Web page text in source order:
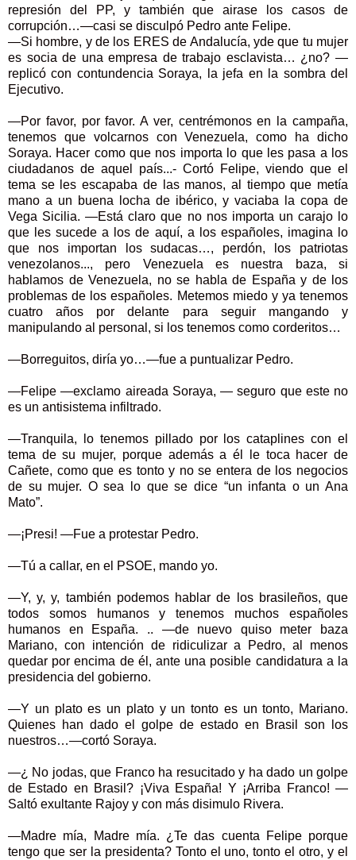
represión del PP, y también que airase los casos de
corrupción…—casi se disculpó Pedro ante Felipe.
—Si hombre, y de los ERES de Andalucía, yde que tu mujer
es socia de una empresa de trabajo esclavista… ¿no? —
replicó con contundencia Soraya, la jefa en la sombra del
Ejecutivo.
—Por favor, por favor. A ver, centrémonos en la campaña,
tenemos que volcarnos con Venezuela, como ha dicho
Soraya. Hacer como que nos importa lo que les pasa a los
ciudadanos de aquel país...- Cortó Felipe, viendo que el
tema se les escapaba de las manos, al tiempo que metía
mano a un buena locha de ibérico, y vaciaba la copa de
Vega Sicilia. —Está claro que no nos importa un carajo lo
que les sucede a los de aquí, a los españoles, imagina lo
que nos importan los sudacas…, perdón, los patriotas
venezolanos..., pero Venezuela es nuestra baza, si
hablamos de Venezuela, no se habla de España y de los
problemas de los españoles. Metemos miedo y ya tenemos
cuatro años por delante para seguir mangando y
manipulando al personal, si los tenemos como corderitos…
—Borreguitos, diría yo…—fue a puntualizar Pedro.
—Felipe —exclamo aireada Soraya, — seguro que este no
es un antisistema infiltrado.
—Tranquila, lo tenemos pillado por los cataplines con el
tema de su mujer, porque además a él le toca hacer de
Cañete, como que es tonto y no se entera de los negocios
de su mujer. O sea lo que se dice “un infanta o un Ana
Mato”.
—¡Presi! —Fue a protestar Pedro.
—Tú a callar, en el PSOE, mando yo.
—Y, y, y, también podemos hablar de los brasileños, que
todos somos humanos y tenemos muchos españoles
humanos en España. .. —de nuevo quiso meter baza
Mariano, con intención de ridiculizar a Pedro, al menos
quedar por encima de él, ante una posible candidatura a la
presidencia del gobierno.
—Y un plato es un plato y un tonto es un tonto, Mariano.
Quienes han dado el golpe de estado en Brasil son los
nuestros…—cortó Soraya.
—¿ No jodas, que Franco ha resucitado y ha dado un golpe
de Estado en Brasil? ¡Viva España! Y ¡Arriba Franco! —
Saltó exultante Rajoy y con más disimulo Rivera.
—Madre mía, Madre mía. ¿Te das cuenta Felipe porque
tengo que ser la presidenta? Tonto el uno, tonto el otro, y el